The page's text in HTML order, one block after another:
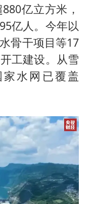
亿立方米，
亿人。今年以
骨干项目等17
工建设。从雪
水网已覆盖